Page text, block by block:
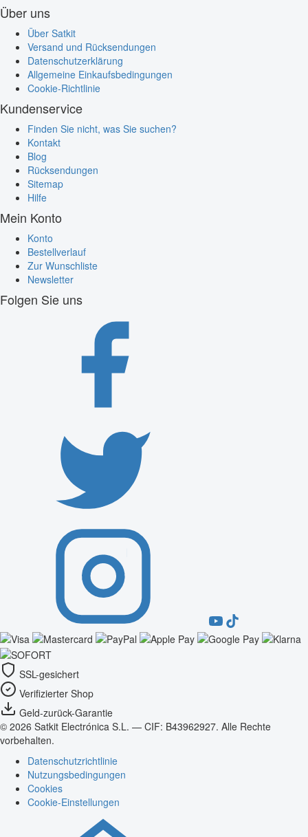
Über uns
Über Satkit
Versand und Rücksendungen
Datenschutzerklärung
Allgemeine Einkaufsbedingungen
Cookie-Richtlinie
Kundenservice
Finden Sie nicht, was Sie suchen?
Kontakt
Blog
Rücksendungen
Sitemap
Hilfe
Mein Konto
Konto
Bestellverlauf
Zur Wunschliste
Newsletter
Folgen Sie uns
SSL-gesichert
Verifizierter Shop
Geld-zurück-Garantie
© 2026 Satkit Electrónica S.L. — CIF: B43962927. Alle Rechte
vorbehalten.
Datenschutzrichtlinie
Nutzungsbedingungen
Cookies
Cookie-Einstellungen